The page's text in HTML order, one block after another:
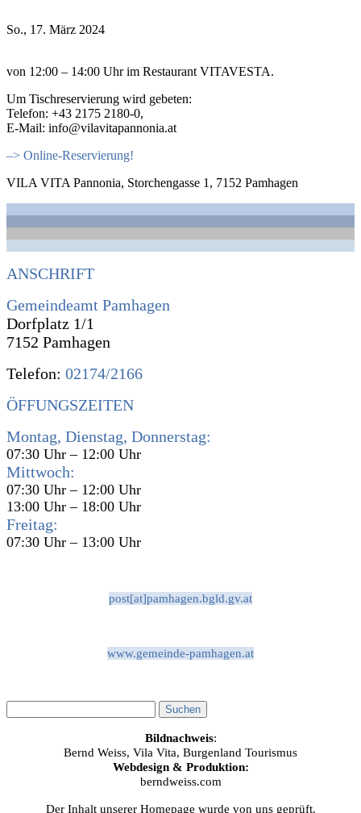
So., 17. März 2024
von 12:00 – 14:00 Uhr im Restaurant VITAVESTA.
Um Tischreservierung wird gebeten:
Telefon: +43 2175 2180-0,
E-Mail: info@vilavitapannonia.at
–> Online-Reservierung!
VILA VITA Pannonia, Storchengasse 1, 7152 Pamhagen
ANSCHRIFT
Gemeindeamt Pamhagen
Dorfplatz 1/1
7152 Pamhagen
Telefon: 02174/2166
ÖFFUNGSZEITEN
Montag, Dienstag, Donnerstag:
07:30 Uhr – 12:00 Uhr
Mittwoch:
07:30 Uhr – 12:00 Uhr
13:00 Uhr – 18:00 Uhr
Freitag:
07:30 Uhr – 13:00 Uhr
post[at]pamhagen.bgld.gv.at
www.gemeinde-pamhagen.at
Bildnachweis:
Bernd Weiss, Vila Vita, Burgenland Tourismus
Webdesign & Produktion:
berndweiss.com
Der Inhalt unserer Homepage wurde von uns geprüft.